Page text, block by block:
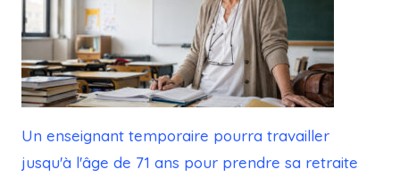
Un enseignant temporaire pourra travailler
jusqu'à l'âge de 71 ans pour prendre sa retraite